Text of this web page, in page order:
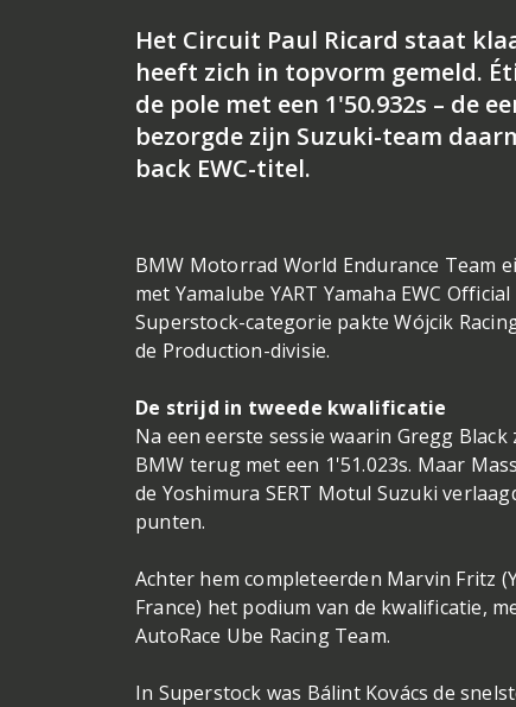
Het Circuit Paul Ricard staat
heeft zich in topvorm gemeld.
de pole met een 1'50.932s – de
bezorgde zijn Suzuki-team
back EWC-titel.
BMW Motorrad World Endurance Team
met Yamalube YART Yamaha EWC
Superstock-categorie pakte Wójcik
de Production-divisie.
De strijd in tweede kwalificatie
Na een eerste sessie waarin Gregg
BMW terug met een 1'51.023s. Maar
de Yoshimura SERT Motul Suzuki
punten.
Achter hem completeerden Marvin Fritz
France) het podium van de kwalificatie,
AutoRace Ube Racing Team.
In Superstock was Bálint Kovács de